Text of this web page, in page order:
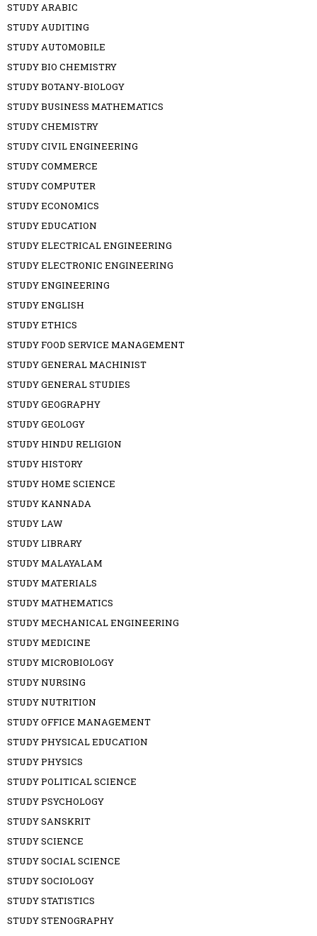
STUDY ARABIC
STUDY AUDITING
STUDY AUTOMOBILE
STUDY BIO CHEMISTRY
STUDY BOTANY-BIOLOGY
STUDY BUSINESS MATHEMATICS
STUDY CHEMISTRY
STUDY CIVIL ENGINEERING
STUDY COMMERCE
STUDY COMPUTER
STUDY ECONOMICS
STUDY EDUCATION
STUDY ELECTRICAL ENGINEERING
STUDY ELECTRONIC ENGINEERING
STUDY ENGINEERING
STUDY ENGLISH
STUDY ETHICS
STUDY FOOD SERVICE MANAGEMENT
STUDY GENERAL MACHINIST
STUDY GENERAL STUDIES
STUDY GEOGRAPHY
STUDY GEOLOGY
STUDY HINDU RELIGION
STUDY HISTORY
STUDY HOME SCIENCE
STUDY KANNADA
STUDY LAW
STUDY LIBRARY
STUDY MALAYALAM
STUDY MATERIALS
STUDY MATHEMATICS
STUDY MECHANICAL ENGINEERING
STUDY MEDICINE
STUDY MICROBIOLOGY
STUDY NURSING
STUDY NUTRITION
STUDY OFFICE MANAGEMENT
STUDY PHYSICAL EDUCATION
STUDY PHYSICS
STUDY POLITICAL SCIENCE
STUDY PSYCHOLOGY
STUDY SANSKRIT
STUDY SCIENCE
STUDY SOCIAL SCIENCE
STUDY SOCIOLOGY
STUDY STATISTICS
STUDY STENOGRAPHY